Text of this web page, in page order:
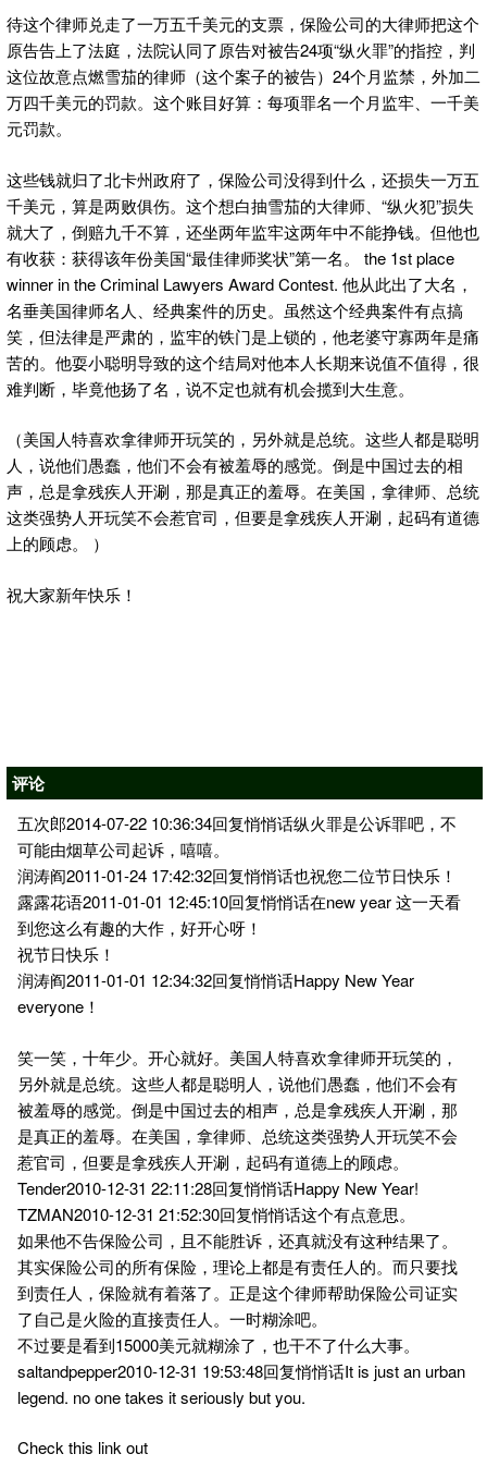
待这个律师兑走了一万五千美元的支票，保险公司的大律师把这个
原告告上了法庭，法院认同了原告对被告24项“纵火罪”的指控，判
这位故意点燃雪茄的律师（这个案子的被告）24个月监禁，外加二
万四千美元的罚款。这个账目好算：每项罪名一个月监牢、一千美
元罚款。
这些钱就归了北卡州政府了，保险公司没得到什么，还损失一万五
千美元，算是两败俱伤。这个想白抽雪茄的大律师、“纵火犯”损失
就大了，倒赔九千不算，还坐两年监牢这两年中不能挣钱。但他也
有收获：获得该年份美国“最佳律师奖状”第一名。 the 1st place
winner in the Criminal Lawyers Award Contest. 他从此出了大名，
名垂美国律师名人、经典案件的历史。虽然这个经典案件有点搞
笑，但法律是严肃的，监牢的铁门是上锁的，他老婆守寡两年是痛
苦的。他耍小聪明导致的这个结局对他本人长期来说值不值得，很
难判断，毕竟他扬了名，说不定也就有机会揽到大生意。
（美国人特喜欢拿律师开玩笑的，另外就是总统。这些人都是聪明
人，说他们愚蠢，他们不会有被羞辱的感觉。倒是中国过去的相
声，总是拿残疾人开涮，那是真正的羞辱。在美国，拿律师、总统
这类强势人开玩笑不会惹官司，但要是拿残疾人开涮，起码有道德
上的顾虑。 ）
祝大家新年快乐！
评论
五次郎2014-07-22 10:36:34回复悄悄话纵火罪是公诉罪吧，不
可能由烟草公司起诉，嘻嘻。
润涛阎2011-01-24 17:42:32回复悄悄话也祝您二位节日快乐！
露露花语2011-01-01 12:45:10回复悄悄话在new year 这一天看
到您这么有趣的大作，好开心呀！
祝节日快乐！
润涛阎2011-01-01 12:34:32回复悄悄话Happy New Year
everyone！
笑一笑，十年少。开心就好。美国人特喜欢拿律师开玩笑的，
另外就是总统。这些人都是聪明人，说他们愚蠢，他们不会有
被羞辱的感觉。倒是中国过去的相声，总是拿残疾人开涮，那
是真正的羞辱。在美国，拿律师、总统这类强势人开玩笑不会
惹官司，但要是拿残疾人开涮，起码有道德上的顾虑。
Tender2010-12-31 22:11:28回复悄悄话Happy New Year!
TZMAN2010-12-31 21:52:30回复悄悄话这个有点意思。
如果他不告保险公司，且不能胜诉，还真就没有这种结果了。
其实保险公司的所有保险，理论上都是有责任人的。而只要找
到责任人，保险就有着落了。正是这个律师帮助保险公司证实
了自己是火险的直接责任人。一时糊涂吧。
不过要是看到15000美元就糊涂了，也干不了什么大事。
saltandpepper2010-12-31 19:53:48回复悄悄话It is just an urban
legend. no one takes it seriously but you.
Check this link out